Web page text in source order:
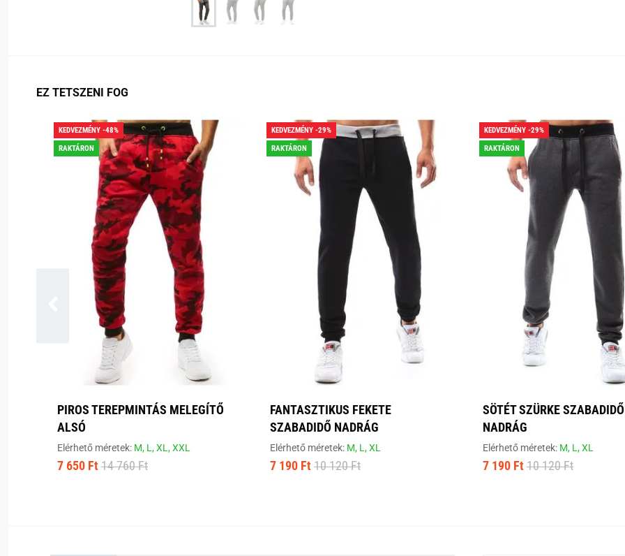
EZ TETSZENI FOG
KEDVEZMÉNY -48%
RAKTÁRON
PIROS TEREPMINTÁS MELEGÍTŐ
ALSÓ
Elérhető méretek: M, L,XL,XXL
7 650 Ft 14 760 Ft
KEDVEZMÉNY -29%
RAKTÁRON
FANTASZTIKUS FEKETE
SZABADIDŐ NADRÁG
Elérhető méretek: M, L,XL
7 190 Ft 10 120 Ft
KEDVEZMÉNY -29%
RAKTÁRON
SÖTÉT SZÜRKE SZABADIDŐ
NADRÁG
Elérhető méretek: M, L,XL
7 190 Ft 10 120 Ft